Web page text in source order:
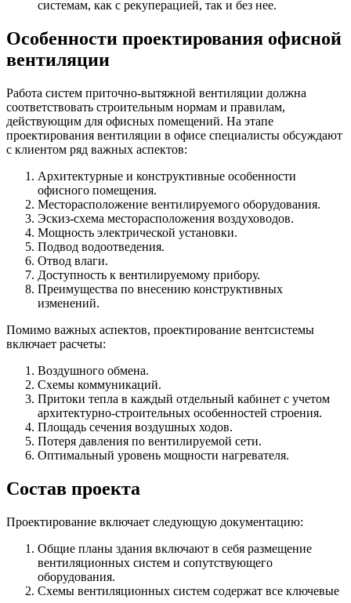
системам, как с рекуперацией, так и без нее.
Особенности проектирования офисной
вентиляции
Работа систем приточно-вытяжной вентиляции должна
соответствовать строительным нормам и правилам,
действующим для офисных помещений. На этапе
проектирования вентиляции в офисе специалисты обсуждают
с клиентом ряд важных аспектов:
Архитектурные и конструктивные особенности
офисного помещения.
Месторасположение вентилируемого оборудования.
Эскиз-схема месторасположения воздуховодов.
Мощность электрической установки.
Подвод водоотведения.
Отвод влаги.
Доступность к вентилируемому прибору.
Преимущества по внесению конструктивных
изменений.
Помимо важных аспектов, проектирование вентсистемы
включает расчеты:
Воздушного обмена.
Схемы коммуникаций.
Притоки тепла в каждый отдельный кабинет с учетом
архитектурно-строительных особенностей строения.
Площадь сечения воздушных ходов.
Потеря давления по вентилируемой сети.
Оптимальный уровень мощности нагревателя.
Состав проекта
Проектирование включает следующую документацию:
Общие планы здания включают в себя размещение
вентиляционных систем и сопутствующего
оборудования.
Схемы вентиляционных систем содержат все ключевые